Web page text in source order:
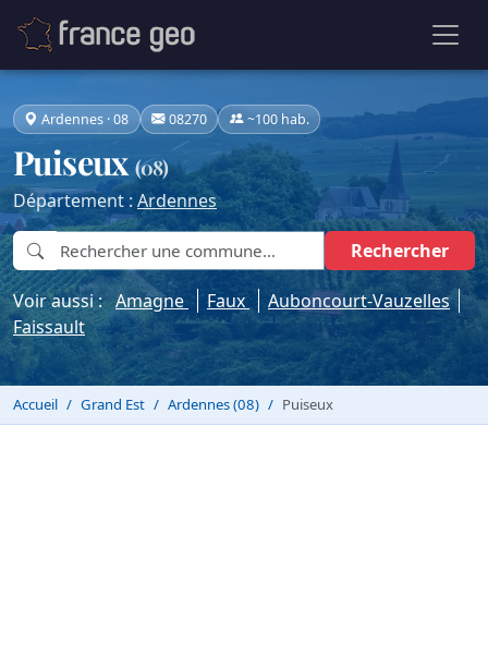
Ardennes · 08 08270 ~100 hab.
Puiseux(08)
Département : Ardennes
Rechercher
Voir aussi :Amagne Faux
Auboncourt-Vauzelles
Faissault
Accueil Grand Est Ardennes (08) Puiseux